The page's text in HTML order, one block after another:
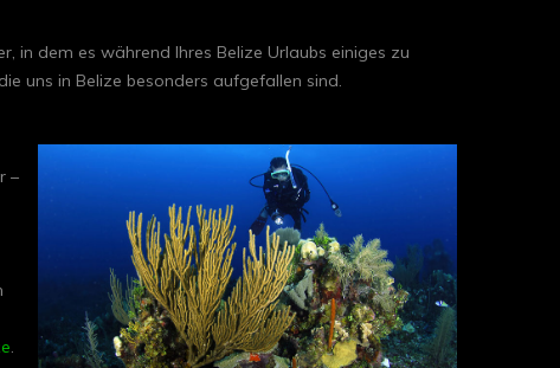
in dem es während Ihres Belize Urlaubs einiges zu
uns in Belize besonders aufgefallen sind.
–
.